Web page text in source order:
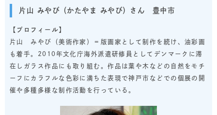
片山 みやび（かたやま みやび）さん 豊中市
【プロフィール】
片山 みやび（美術作家）＝版画家として制作を続け、油彩画
も着手。2010年文化庁海外派遣研修員としてデンマークに滞
在しガラス作品にも取り組む。作品は葉や木などの自然をモチ
ーフにカラフルな色彩に満ちた表現で神戸市などでの個展の開
催や多種多様な制作活動を行っている。